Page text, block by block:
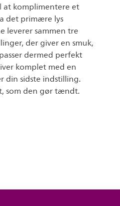
at komplimentere et
det primære lys
leverer sammen tre
der giver en smuk,
dermed perfekt
komplet med en
din sidste indstilling.
som den gør tændt.